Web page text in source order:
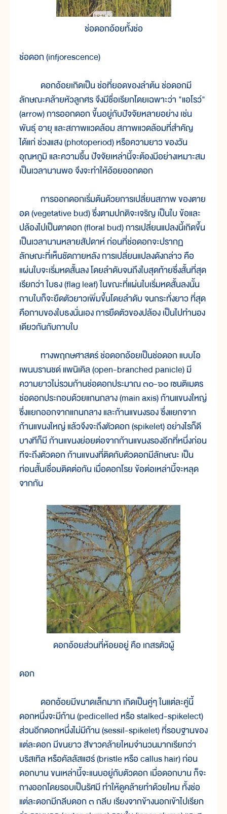
ช่อดอกอ้อยทั้งช่อ
ช่อดอก (infjorescence)
ดอกอ้อยเกิดเป็น ช่อที่ยอดของลำต้น ช่อดอกมี
ลักษณะคล้ายหัวลูกศร จึงมีชื่อเรียกโดยเฉพาะว่า "แอโรว์"
(arrow) การออกดอก ขึ้นอยู่กับปัจจัยหลายอย่าง เช่น
พันธุ์ อายุ และสภาพแวดล้อม สภาพแวดล้อมที่สำคัญ
ได้แก่ ช่วงแสง (photoperiod) หรือความยาว ของวัน
อุณหภูมิ และความชื้น ปัจจัยเหล่านี้จะต้องมีอย่างเหมาะสม
เป็นเวลานานพอ จึงจะทำให้อ้อยออกดอก
การออกดอกเริ่มต้นด้วยการเปลี่ยนสภาพ ของตาย
อด (vegetative bud) ซึ่งตามปกติจะเจริญ เป็นใบ ข้อและ
ปล้องไปเป็นตาดอก (floral bud) การเปลี่ยนแปลงนี้เกิดขึ้น
เป็นเวลานานหลายสัปดาห์ ก่อนที่ช่อดอกจะปรากฏ
ลักษณะที่เห็นชัดภายหลัง การเปลี่ยนแปลงดังกล่าว คือ
แผ่นใบจะเริ่มหดสั้นลง โดยลำดับจนถึงใบสุดท้ายซึ่งสั้นที่สุด
เรียกว่า ใบธง (flag leaf) ในขณะที่แผ่นใบเริ่มหดสั้นลงนั้น
กาบใบก็จะยืดตัวยาวเพิ่มขึ้นโดยลำดับ จนกระทั่งยาว ที่สุด
คือกาบของใบธงนั่นเอง การยืดตัวของปล้อง เป็นไปทำนอง
เดียวกันกับกาบใบ
ทางพฤกษศาสตร์ ช่อดอกอ้อยเป็นช่อดอก แบบโอ
เพนบรานชด์ แพนิเคิล (open-branched panicle) มี
ความยาวไม่รวมก้านช่อดอกประมาณ ๓๐-๖๐ เซนติเมตร
ช่อดอกประกอบด้วยแกนกลาง (main axis) ก้านแขนงใหญ่
ซึ่งแยกออกจากแกนกลาง และก้านแขนงรอง ซึ่งแยกจาก
ก้านแขนงใหญ่ แล้วจึงจะถึงตัวดอก (spikelet) อย่างไรก็ดี
บางทีก็มี ก้านแขนงย่อยต่อจากก้านแขนงรองอีกที่หนึ่งก่อน
ทีจะถึงตัวดอก ก้านแขนงที่ติดกับตัวดอกมีลักษณะ เป็น
ท่อนสั้นเชื่อมติดต่อกัน เมื่อดอกโรย ข้อต่อเหล่านี้จะหลุด
จากกัน
ดอกอ้อยส่วนที่ห้อยอยู่ คือ เกสรตัวผู้
ดอก
ดอกอ้อยมีขนาดเล็กมาก เกิดเป็นคู่ๆ ในแต่ละคู่นี้
ดอกหนึ่งจะมีก้าน (pedicelled หรือ stalked-spikelect)
ส่วนอีกดอกหนึ่งไม่มีก้าน (sessil-spikelet) ที่รอบฐานของ
แต่ละดอก มีขนยาว สีขาวคล้ายไหมจำนวนมากเรียกว่า
บริสเทิล หรือคัลลัสแฮร์ (bristle หรือ callus hair) ก่อน
ดอกบาน ขนเหล่านี้จะแนบอยู่กับตัวดอก เมื่อดอกบาน ก็จะ
กางออกโดยรอบเป็นรัศมี ทำให้ดูคล้ายทำด้วยไหม ทั้งช่อ
แต่ละดอกมีกลีบดอก ๓ กลีบ เรียงจากข้างนอกเข้าไปเรียก